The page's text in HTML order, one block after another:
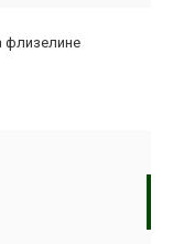
флизелине